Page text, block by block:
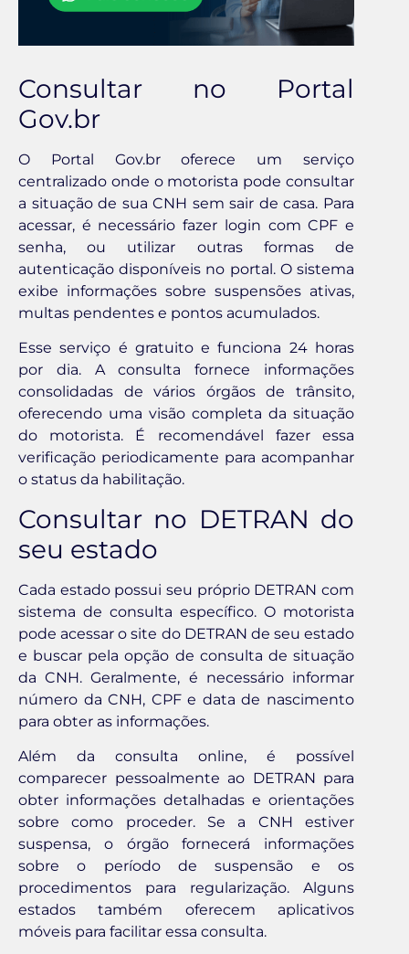
Consultar no Portal
Gov.br
O Portal Gov.br oferece um serviço
centralizado onde o motorista pode consultar
a situação de sua CNH sem sair de casa. Para
acessar, é necessário fazer login com CPF e
senha, ou utilizar outras formas de
autenticação disponíveis no portal. O sistema
exibe informações sobre suspensões ativas,
multas pendentes e pontos acumulados.
Esse serviço é gratuito e funciona 24 horas
por dia. A consulta fornece informações
consolidadas de vários órgãos de trânsito,
oferecendo uma visão completa da situação
do motorista. É recomendável fazer essa
verificação periodicamente para acompanhar
o status da habilitação.
Consultar no DETRAN do
seu estado
Cada estado possui seu próprio DETRAN com
sistema de consulta específico. O motorista
pode acessar o site do DETRAN de seu estado
e buscar pela opção de consulta de situação
da CNH. Geralmente, é necessário informar
número da CNH, CPF e data de nascimento
para obter as informações.
Além da consulta online, é possível
comparecer pessoalmente ao DETRAN para
obter informações detalhadas e orientações
sobre como proceder. Se a CNH estiver
suspensa, o órgão fornecerá informações
sobre o período de suspensão e os
procedimentos para regularização. Alguns
estados também oferecem aplicativos
móveis para facilitar essa consulta.